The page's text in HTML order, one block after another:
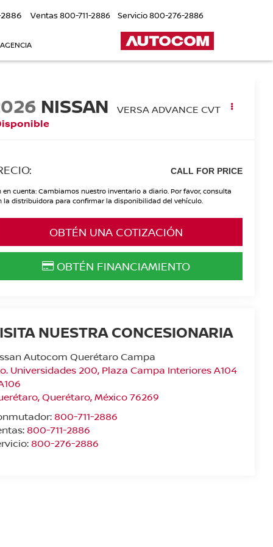
Ventas800-711-2886 Servicio800-276-2886
NISSAN
VERSA ADVANCE CVT
CALL FOR PRICE
en cuenta: Cambiamos nuestro inventario a diario. Por favor, consulta
la distribuidora para confirmar la disponibilidad del vehículo.
OBTÉN UNA COTIZACIÓN
OBTÉN FINANCIAMIENTO
NUESTRA CONCESIONARIA
Autocom Querétaro Campa
Universidades 200, Plaza Campa Interiores A104
,Querétaro, México76269
800-711-2886
800-711-2886
800-276-2886